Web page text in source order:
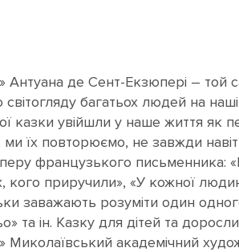
де Сент-Екзюпері – той
багатьох людей на
казки увійшли у наше життя як
ми їх повторюємо, не завжди
французького письменника:
кого приручили», «У кожної
заважають розуміти один
та ін. Казку для дітей та
академічний